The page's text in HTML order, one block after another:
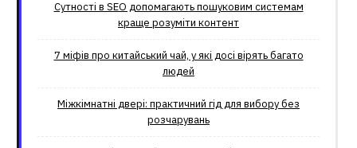
Сутності в SEO допомагають пошуковим системам
краще розуміти контент
7 міфів про китайський чай, у які досі вірять багато
людей
Міжкімнатні двері: практичний гід для вибору без
розчарувань